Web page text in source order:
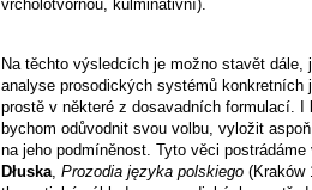
vrcholotvornou, kulminativní).
Na těchto výsledcích je možno stavět
analyse prosodických systémů
prostě v některé z dosavadních formulací.
bychom odůvodnit svou volbu, vyložit
na jeho podmíněnost. Tyto věci
Dłuska, Prozodia języka polskiego (Kraków